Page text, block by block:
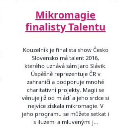
Mikromagie
finalisty Talentu
Kouzelník je finalista show Česko
Slovensko má talent 2016,
kterého uznává sám Jaro Slávik.
Úspěšně reprezentuje ČR v
zahraničí a podporuje mnohé
charitativní projekty. Magii se
věnuje již od mládí a jeho srdce si
nejvíce získala mikromagie. V
jeho programu se můžete setkat i
s iluzemi a mluvenými j…